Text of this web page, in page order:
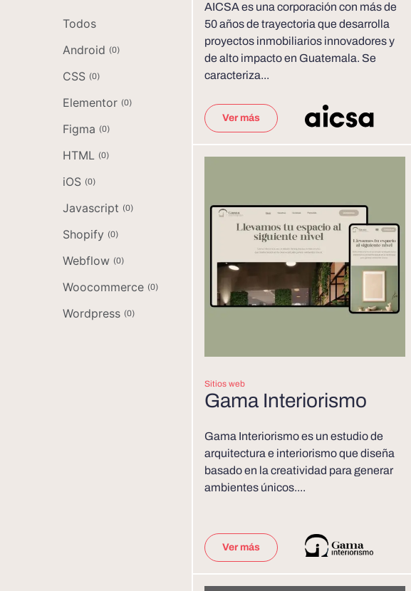
Todos
Android (0)
CSS (0)
Elementor (0)
Figma (0)
HTML (0)
iOS (0)
Javascript (0)
Shopify (0)
Webflow (0)
Woocommerce (0)
Wordpress (0)
AICSA es una corporación con más de
50 años de trayectoria que desarrolla
proyectos inmobiliarios innovadores y
de alto impacto en Guatemala. Se
caracteriza...
Ver más
Sitios web
Gama Interiorismo
Gama Interiorismo es un estudio de
arquitectura e interiorismo que diseña
basado en la creatividad para generar
ambientes únicos....
Ver más